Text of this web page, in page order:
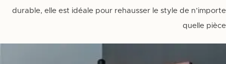
durable, elle est idéale pour rehausser le style de n’importe
quelle pièce